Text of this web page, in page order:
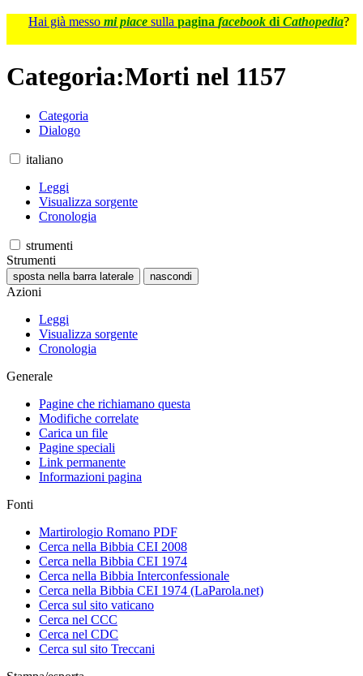
Hai già messo mi piace sulla pagina facebook di Cathopedia?
Categoria:Morti nel 1157
Categoria
Dialogo
italiano
Leggi
Visualizza sorgente
Cronologia
strumenti
Strumenti
sposta nella barra laterale nascondi
Azioni
Leggi
Visualizza sorgente
Cronologia
Generale
Pagine che richiamano questa
Modifiche correlate
Carica un file
Pagine speciali
Link permanente
Informazioni pagina
Fonti
Martirologio Romano PDF
Cerca nella Bibbia CEI 2008
Cerca nella Bibbia CEI 1974
Cerca nella Bibbia Interconfessionale
Cerca nella Bibbia CEI 1974 (LaParola.net)
Cerca sul sito vaticano
Cerca nel CCC
Cerca nel CDC
Cerca sul sito Treccani